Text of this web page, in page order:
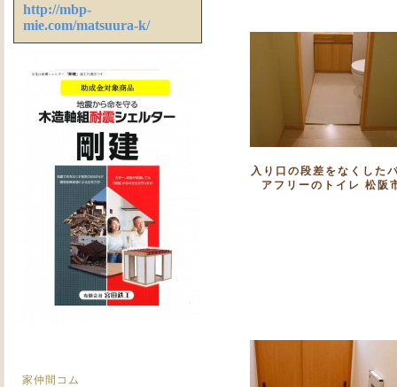
入り口の段差をなくした
アフリーのトイレ 松阪
http://mbp-
mie.com/matsuura-k/
家仲間コム